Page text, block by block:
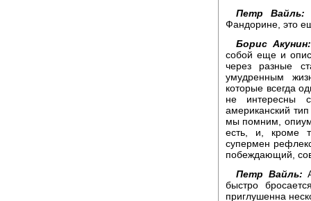
Петр Вайль:
Фандорине, это
Борис Акунин:
собой еще и
через разные
умудренным
которые всегда
не интересны
американский
мы помним,
есть, и, кроме
супермен
побеждающий,
Петр Вайль:
быстро
приглушенна